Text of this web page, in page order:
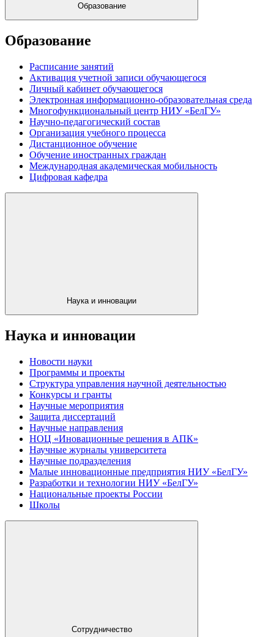
Образование
Образование
Расписание занятий
Активация учетной записи обучающегося
Личный кабинет обучающегося
Электронная информационно-образовательная среда
Многофункциональный центр НИУ «БелГУ»
Научно-педагогический состав
Организация учебного процесса
Дистанционное обучение
Обучение иностранных граждан
Международная академическая мобильность
Цифровая кафедра
Наука и инновации
Наука и инновации
Новости науки
Программы и проекты
Структура управления научной деятельностью
Конкурсы и гранты
Научные мероприятия
Защита диссертаций
Научные направления
НОЦ «Иновационные решения в АПК»
Научные журналы университета
Научные подразделения
Малые инновационные предприятия НИУ «БелГУ»
Разработки и технологии НИУ «БелГУ»
Национальные проекты России
Школы
Сотрудничество